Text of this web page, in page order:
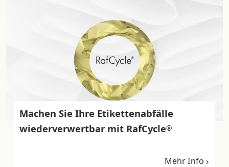
Machen Sie Ihre Etikettenabfälle
wiederverwertbar mit RafCycle®
Mehr Info